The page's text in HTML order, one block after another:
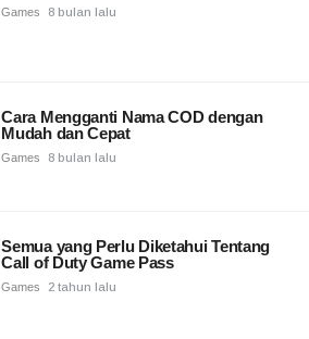
Games 8 bulan lalu
Cara Mengganti Nama COD dengan
Mudah dan Cepat
Games 8 bulan lalu
Semua yang Perlu Diketahui Tentang
Call of Duty Game Pass
Games 2 tahun lalu